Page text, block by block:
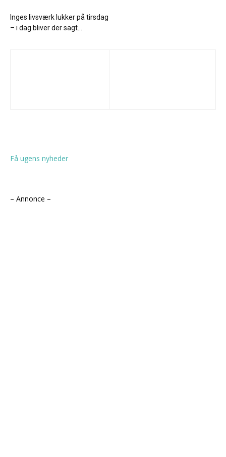
Inges livsværk lukker på tirsdag
– i dag bliver der sagt...
Få ugens nyheder
– Annonce –